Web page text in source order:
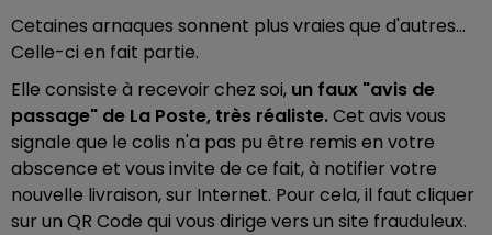
Cetaines arnaques sonnent plus vraies que d'autres...
Celle-ci en fait partie.
Elle consiste à recevoir chez soi, un faux "avis de
passage" de La Poste, très réaliste.Cet avis vous
signale que le colis n'a pas pu être remis en votre
abscence et vous invite de ce fait, à notifier votre
nouvelle livraison, sur Internet. Pour cela, il faut cliquer
sur un QR Code qui vous dirige vers un site frauduleux.